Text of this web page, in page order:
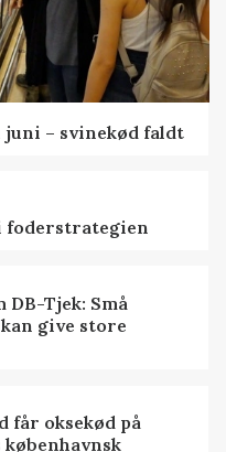
juni – svinekød faldt
foderstrategien
DB-Tjek: Små
give store
får oksekød på
københavnsk